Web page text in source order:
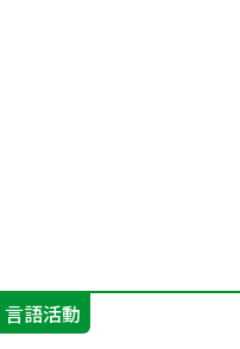
言語活動